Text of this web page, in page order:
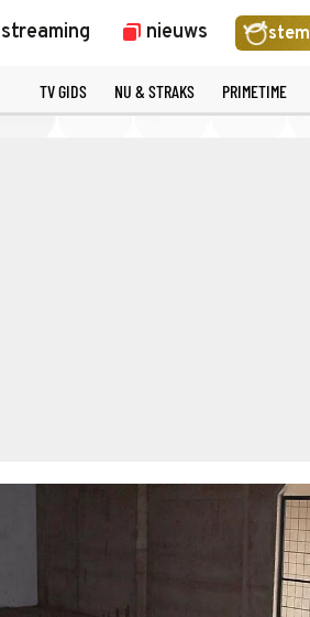
streaming nieuws
TV GIDS NU & STRAKS PRIMETIME